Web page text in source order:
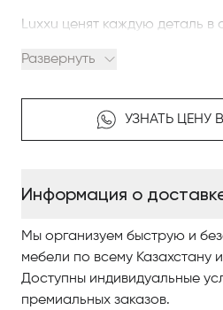
Luxxu ценят каждую деталь в
качества, например, 24-
хрусталь и сваровски
Слияние опыта мастеров с
искусства.
Каждый продукт в коллекции
изысканную атмосферу.
Развернуть
УЗНАТЬ ЦЕНУ В
Информация о
Мы организуем быструю и
мебели по всему Казахстану
Доступны индивидуальные
премиальных заказов.